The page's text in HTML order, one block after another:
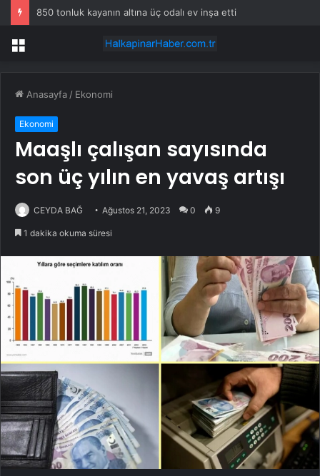
850 tonluk kayanın altına üç odalı ev inşa etti
Menü
Anasayfa / Ekonomi
Ekonomi
Maaşlı çalışan sayısında
son üç yılın en yavaş artışı
CEYDA BAĞ Ağustos 21, 2023 0 9
1 dakika okuma süresi